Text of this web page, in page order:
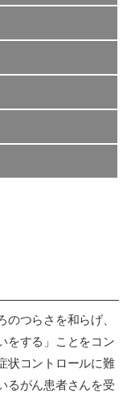
つらさを和らげ、
をする」ことをコン
状コントロールに難
るがん患者さんを受